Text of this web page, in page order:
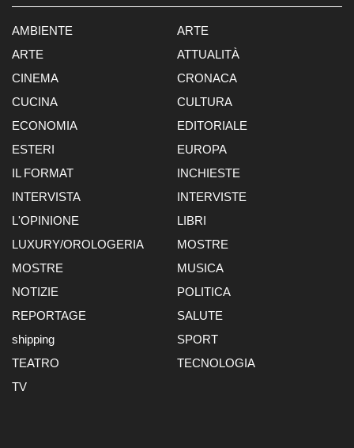
AMBIENTE
ARTE
ARTE
ATTUALITÀ
CINEMA
CRONACA
CUCINA
CULTURA
ECONOMIA
EDITORIALE
ESTERI
EUROPA
IL FORMAT
INCHIESTE
INTERVISTA
INTERVISTE
L'OPINIONE
LIBRI
LUXURY/OROLOGERIA
MOSTRE
MOSTRE
MUSICA
NOTIZIE
POLITICA
REPORTAGE
SALUTE
shipping
SPORT
TEATRO
TECNOLOGIA
TV